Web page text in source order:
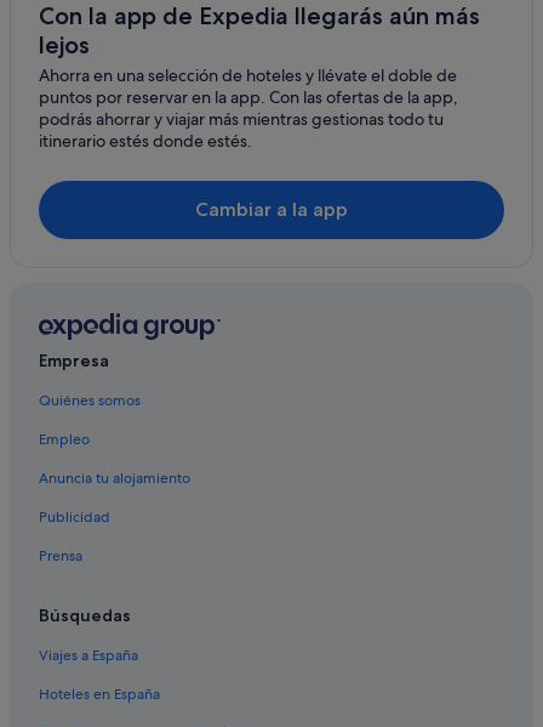
Con la app de Expedia llegarás aún más
lejos
Ahorra en una selección de hoteles y llévate el doble de
puntos por reservar en la app. Con las ofertas de la app,
podrás ahorrar y viajar más mientras gestionas todo tu
itinerario estés donde estés.
Cambiar a la app
Empresa
Quiénes somos
Empleo
Anuncia tu alojamiento
Publicidad
Prensa
Búsquedas
Viajes a España
Hoteles en España